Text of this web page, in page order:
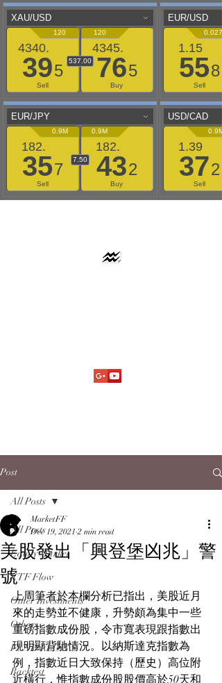
Post
All Posts
Equity Market
ETF Flow
Other Investments
Others
FUND FLOWS
Backtest
All Posts
美股發出「興登堡凶兆」警
號
MarketFF
Dec 19, 2021 2 min read
上周筆者於本欄分析已指出，美股近月
來的走勢並不健康，升勢頗為集中一些
重磅指數成份股，令市寬表現跟指數出
現明顯背馳情況。以納斯達克指數為
例，指數近日大致保持（歷史）高位附
近橫行，惟指數成份股股價高於50天和